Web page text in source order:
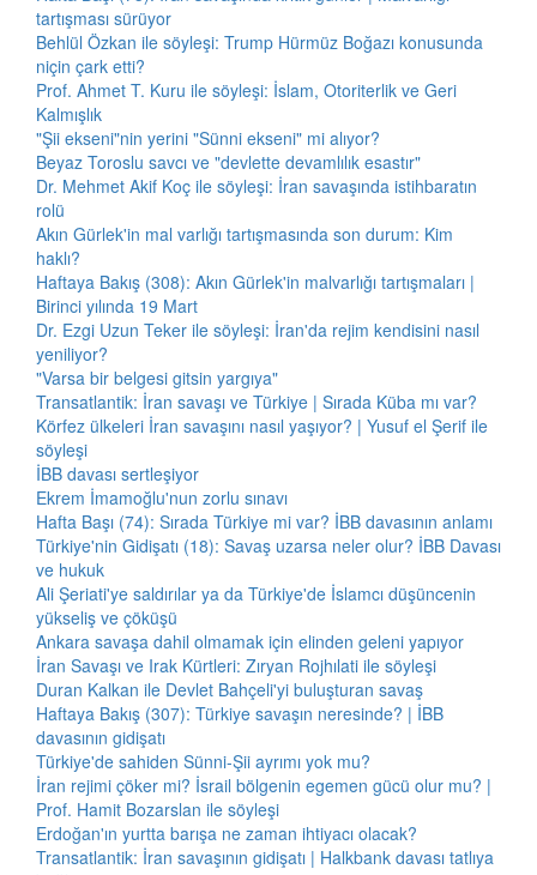
tartışması sürüyor
Behlül Özkan ile söyleşi: Trump Hürmüz Boğazı konusunda
niçin çark etti?
Prof. Ahmet T. Kuru ile söyleşi: İslam, Otoriterlik ve Geri
Kalmışlık
"Şii ekseni"nin yerini "Sünni ekseni" mi alıyor?
Beyaz Toroslu savcı ve "devlette devamlılık esastır"
Dr. Mehmet Akif Koç ile söyleşi: İran savaşında istihbaratın
rolü
Akın Gürlek'in mal varlığı tartışmasında son durum: Kim
haklı?
Haftaya Bakış (308): Akın Gürlek'in malvarlığı tartışmaları |
Birinci yılında 19 Mart
Dr. Ezgi Uzun Teker ile söyleşi: İran'da rejim kendisini nasıl
yeniliyor?
"Varsa bir belgesi gitsin yargıya"
Transatlantik: İran savaşı ve Türkiye | Sırada Küba mı var?
Körfez ülkeleri İran savaşını nasıl yaşıyor? | Yusuf el Şerif ile
söyleşi
İBB davası sertleşiyor
Ekrem İmamoğlu'nun zorlu sınavı
Hafta Başı (74): Sırada Türkiye mi var? İBB davasının anlamı
Türkiye'nin Gidişatı (18): Savaş uzarsa neler olur? İBB Davası
ve hukuk
Ali Şeriati'ye saldırılar ya da Türkiye'de İslamcı düşüncenin
yükseliş ve çöküşü
Ankara savaşa dahil olmamak için elinden geleni yapıyor
İran Savaşı ve Irak Kürtleri: Zıryan Rojhılati ile söyleşi
Duran Kalkan ile Devlet Bahçeli'yi buluşturan savaş
Haftaya Bakış (307): Türkiye savaşın neresinde? | İBB
davasının gidişatı
Türkiye'de sahiden Sünni-Şii ayrımı yok mu?
İran rejimi çöker mi? İsrail bölgenin egemen gücü olur mu? |
Prof. Hamit Bozarslan ile söyleşi
Erdoğan'ın yurtta barışa ne zaman ihtiyacı olacak?
Transatlantik: İran savaşının gidişatı | Halkbank davası tatlıya